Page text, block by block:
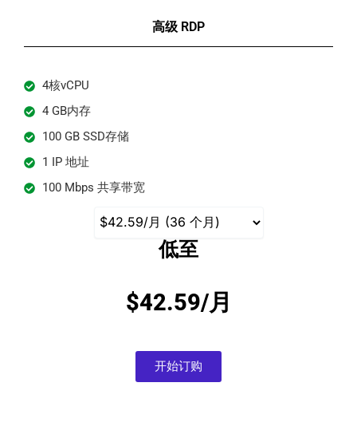
高级 RDP
4核vCPU
4 GB内存
100 GB SSD存储
1 IP 地址
100 Mbps 共享带宽
低至
$42.59/月
开始订购